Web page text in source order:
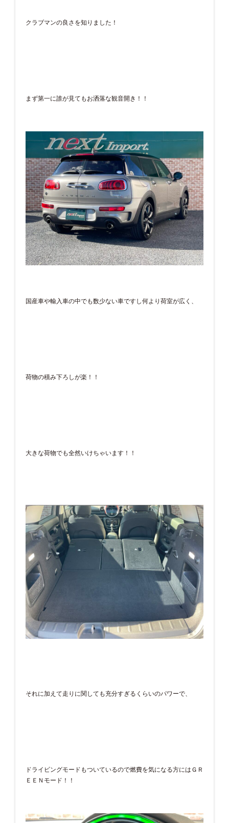
クラブマンの良さを知りました！
まず第一に誰が見てもお洒落な観音開き！！
国産車や輸入車の中でも数少ない車ですし何より荷室が広く、
荷物の積み下ろしが楽！！
大きな荷物でも全然いけちゃいます！！
それに加えて走りに関しても充分すぎるくらいのパワーで、
ドライビングモードもついているので燃費を気になる方にはＧＲ
ＥＥＮモード！！